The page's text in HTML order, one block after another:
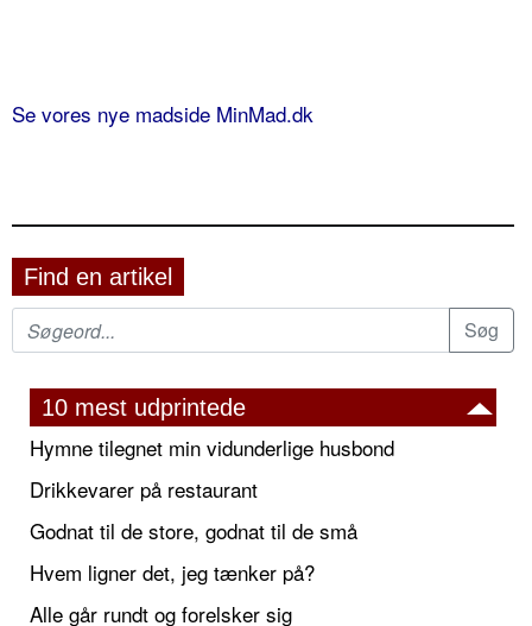
Se vores nye madside MinMad.dk
Find en artikel
10 mest udprintede
Hymne tilegnet min vidunderlige husbond
Drikkevarer på restaurant
Godnat til de store, godnat til de små
Hvem ligner det, jeg tænker på?
Alle går rundt og forelsker sig